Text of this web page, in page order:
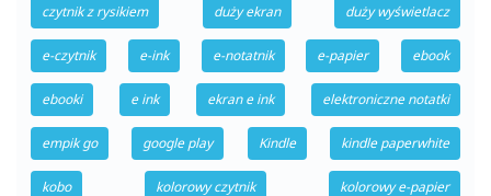
czytnik z rysikiem duży ekran duży wyświetlacz
e-czytnik e-ink e-notatnik e-papier ebook
ebooki e ink ekran e ink elektroniczne notatki
empik go google play Kindle kindle paperwhite
kobo kolorowy czytnik kolorowy e-papier